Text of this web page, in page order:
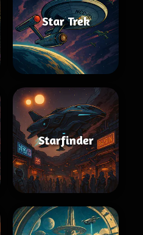
Star Trek
Starfinder